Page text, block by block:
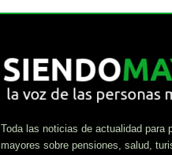
Toda las noticias de actualidad para
mayores sobre pensiones, salud,